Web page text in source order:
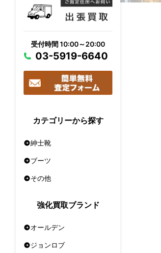
受付時間 10:00～20:00
03-5919-6640
カテゴリーから探す
紳士靴
ブーツ
その他
強化買取ブランド
オールデン
ジョンロブ